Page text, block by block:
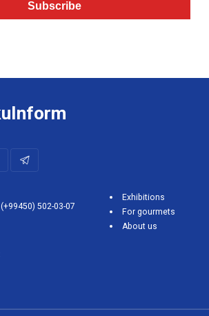
Subscribe
(+99450) 502-03-07
Exhibitions
For gourmets
About us